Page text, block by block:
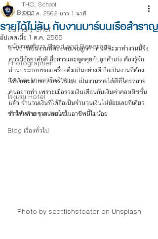
All Blog
Culinary Chef
พนักงานบริการ Food and Beverage
Photographer
Cruise lines เรือสำราญ
โรงแรม Hotel
ข่าวสารกิจกรรม News
Blog เรื่องทั่วไป
รายได้ไม่ลับ กับงานบาร์บนเรือสำราญ
THCL School
21 มี.ค. 2562 ยาว 1 นาที
อัปเดตเมื่อ 1 ต.ค. 2565
งานบาร์เป็นงานที่ต้องพบเจอลูกค้า คนที่จะมาทำงานนี้จึง
ควรมีอัธยาศัยดี สื่อสารและพูดคุยกับลูกค้าเก่ง ต้องรู้จัก
ส่วนประกอบของเครื่องดื่มเป็นอย่างดี ถือเป็นงานที่ต้อง
ใช้ทักษะมากกว่าการใช้แรง เป็นงานรายได้ดีที่ใครหลาย
คนอยากทำ เพราะเมื่อรวมเงินเดือนกับเงินค่าคอมมิชชั่น
แล้ว จำนวนเงินที่ได้ถือเป็นจำนวนเงินไม่น้อยเลยทีเดียว
ทำให้หลายๆ คนสนใจในอาชีพนี้ไม่น้อย
Photo by scottishstoater on Unsplash